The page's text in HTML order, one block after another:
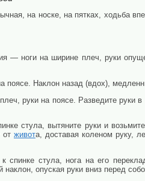
на носке, на пятках, ходьба
— ноги на ширине плеч, руки
поясе. Наклон назад (вдох),
руки на поясе. Разведите руки
стула, вытяните руки и
от живота, доставая коленом руку,
к спинке стула, нога на его
наклон, опуская руки вниз перед